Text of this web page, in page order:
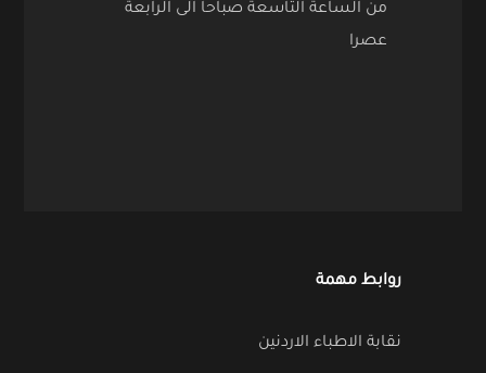
من الساعة التاسعة صباحا الى الرابعة
عصرا
روابط مهمة
نقابة الاطباء الاردنين